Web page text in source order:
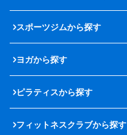
スポーツジムから探す
ヨガから探す
ピラティスから探す
フィットネスクラブから探す